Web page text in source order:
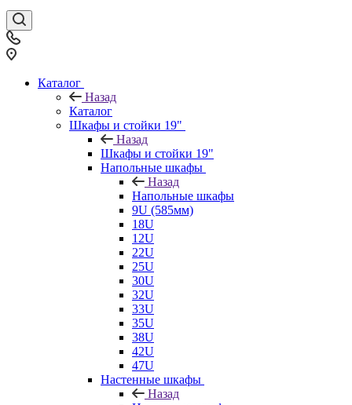
Каталог
Назад
Каталог
Шкафы и стойки 19"
Назад
Шкафы и стойки 19"
Напольные шкафы
Назад
Напольные шкафы
9U (585мм)
18U
12U
22U
25U
30U
32U
33U
35U
38U
42U
47U
Настенные шкафы
Назад